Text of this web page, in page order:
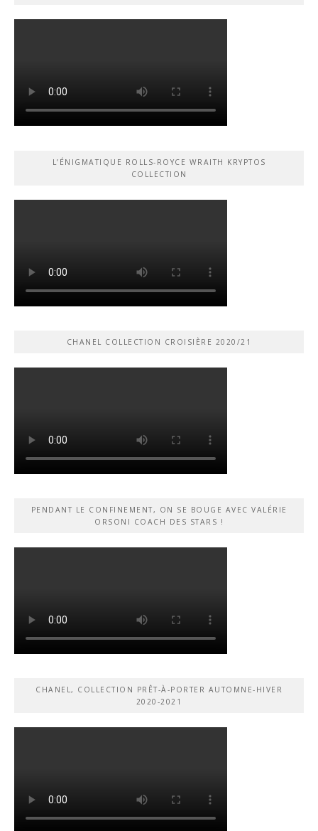
L’ÉNIGMATIQUE ROLLS-ROYCE WRAITH KRYPTOS
COLLECTION
CHANEL COLLECTION CROISIÈRE 2020/21
PENDANT LE CONFINEMENT, ON SE BOUGE AVEC VALÉRIE
ORSONI COACH DES STARS !
CHANEL, COLLECTION PRÊT-À-PORTER AUTOMNE-HIVER
2020-2021